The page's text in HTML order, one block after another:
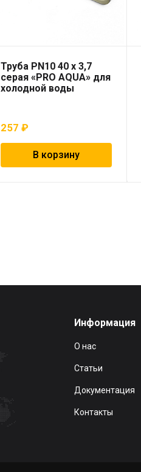
Труба PN10 40 x 3,7
серая «PRO AQUA» для
холодной воды
257₽
В корзину
Информация
О нас
Статьи
Документация
Контакты